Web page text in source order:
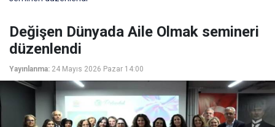
Değişen Dünyada Aile Olmak semineri
düzenlendi
Yayınlanma: 24 Mayıs 2026 Pazar 14:00